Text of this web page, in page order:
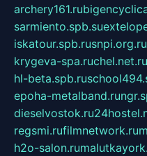
archery161.ru
sarmiento.spb.su
iskatour.spb.rusnpi.org.ru
krygeva-spa.ruchel.net.ru
hl-beta.spb.ru
epoha-metalband.ru
dieselvostok.ru
regsmi.rufilmnetwork.ru
h2o-salon.ru